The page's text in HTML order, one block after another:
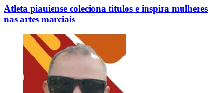
Atleta piauiense coleciona títulos e inspira mulheres
nas artes marciais